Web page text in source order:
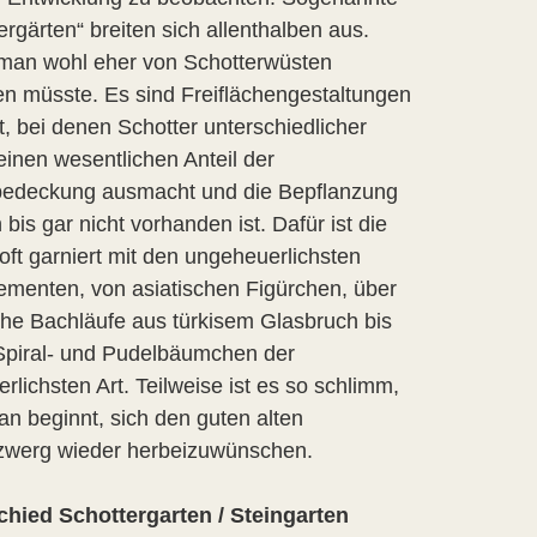
breiten sich allenthalben aus.
wohl eher von Schotterwüsten
müsste. Es sind Freiflächengestaltungen
bei denen Schotter unterschiedlicher
wesentlichen Anteil der
ausmacht und die Bepflanzung
bis gar nicht vorhanden ist. Dafür ist die
garniert mit den ungeheuerlichsten
von asiatischen Figürchen, über
Bachläufe aus türkisem Glasbruch bis
und Pudelbäumchen der
Art. Teilweise ist es so schlimm,
beginnt, sich den guten alten
wieder herbeizuwünschen.
Schottergarten / Steingarten